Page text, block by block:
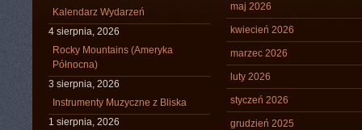
Kalendarz Wydarzeń
4 sierpnia, 2026
Rocky Mountains (Ameryka
Północna)
3 sierpnia, 2026
Instrumenty Muzyczne z Bliska
1 sierpnia, 2026
maj 2026
kwiecień 2026
marzec 2026
luty 2026
styczeń 2026
grudzień 2025